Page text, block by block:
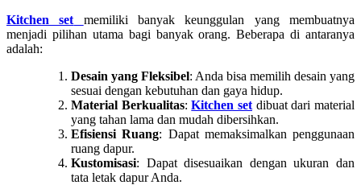
Kitchen set
memiliki banyak keunggulan yang membuatnya
menjadi pilihan utama bagi banyak orang. Beberapa di antaranya
adalah:
Desain yang Fleksibel: Anda bisa memilih desain yang
sesuai dengan kebutuhan dan gaya hidup.
Material Berkualitas:Kitchen set dibuat dari material
yang tahan lama dan mudah dibersihkan.
Efisiensi Ruang: Dapat memaksimalkan penggunaan
ruang dapur.
Kustomisasi: Dapat disesuaikan dengan ukuran dan
tata letak dapur Anda.